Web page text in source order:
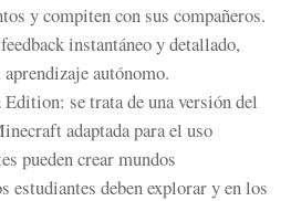
y compiten con sus compañeros.
feedbackinstantáneo y detallado,
autónomo.
Edition: se trata de una versión del
adaptada para el uso
pueden crear mundos
estudiantes deben explorar y en los